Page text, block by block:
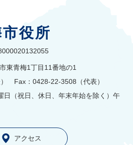
役所
東青梅1丁目11番地の1
Fax：0428-22-3508（代表）
日（祝日、休日、年末年始を除く）午
アクセス